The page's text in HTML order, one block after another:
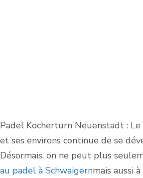
Padel Kochertürn Neuenstadt :
et ses environs continue de se
Désormais, on ne peut plus
au padel à Schwaigernmais aussi